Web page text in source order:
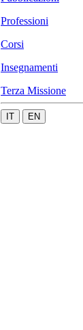
Professioni
Corsi
Insegnamenti
Terza Missione
IT EN